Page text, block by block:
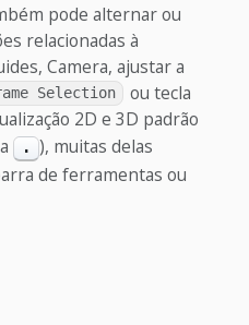
pode alternar ou
relacionadas à
Camera, ajustar a
Selection ou tecla
2D e 3D padrão
. ), muitas delas
de ferramentas ou